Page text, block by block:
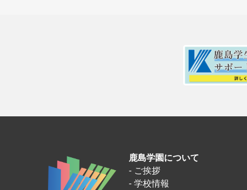
鹿島学園について
ご挨拶
学校情報